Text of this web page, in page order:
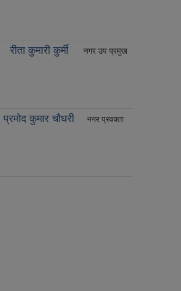
रीता कुमारी कुर्मी नगर उप प्रमुख
प्रमोद कुमार चौधरी नगर प्रवक्ता